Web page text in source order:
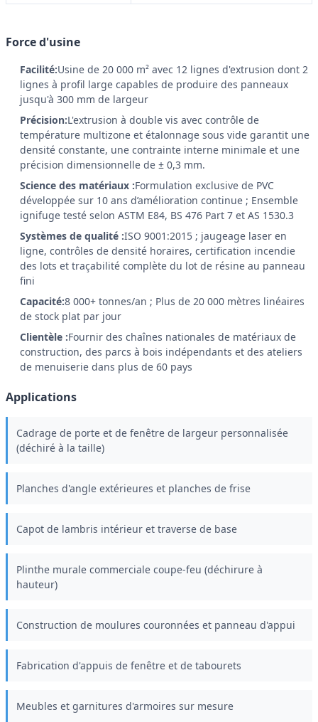
Force d'usine
Facilité:Usine de 20 000 m² avec 12 lignes d'extrusion dont 2
lignes à profil large capables de produire des panneaux
jusqu'à 300 mm de largeur
Précision:L'extrusion à double vis avec contrôle de
température multizone et étalonnage sous vide garantit une
densité constante, une contrainte interne minimale et une
précision dimensionnelle de ± 0,3 mm.
Science des matériaux :Formulation exclusive de PVC
développée sur 10 ans d’amélioration continue ; Ensemble
ignifuge testé selon ASTM E84, BS 476 Part 7 et AS 1530.3
Systèmes de qualité :ISO 9001:2015 ; jaugeage laser en
ligne, contrôles de densité horaires, certification incendie
des lots et traçabilité complète du lot de résine au panneau
fini
Capacité:8 000+ tonnes/an ; Plus de 20 000 mètres linéaires
de stock plat par jour
Clientèle :Fournir des chaînes nationales de matériaux de
construction, des parcs à bois indépendants et des ateliers
de menuiserie dans plus de 60 pays
Applications
Cadrage de porte et de fenêtre de largeur personnalisée
(déchiré à la taille)
Planches d'angle extérieures et planches de frise
Capot de lambris intérieur et traverse de base
Plinthe murale commerciale coupe-feu (déchirure à
hauteur)
Construction de moulures couronnées et panneau d'appui
Fabrication d'appuis de fenêtre et de tabourets
Meubles et garnitures d'armoires sur mesure